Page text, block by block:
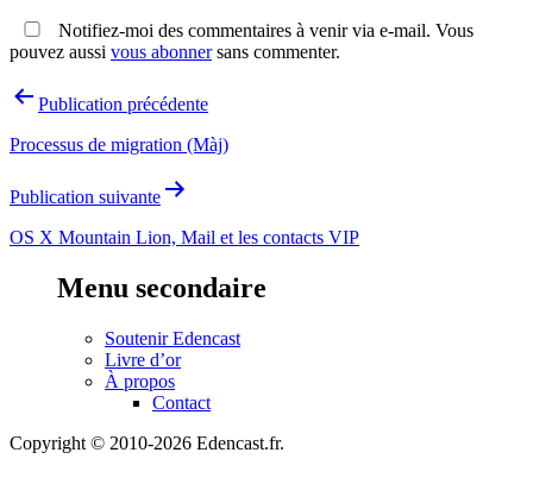
Notifiez-moi des commentaires à venir via e-mail. Vous
pouvez aussi vous abonnersans commenter.
Navigation
l’article
Publication précédente
Processus de migration (Màj)
Publication suivante
OS X Mountain Lion, Mail et les contacts VIP
Menu secondaire
Soutenir Edencast
Livre d’or
À propos
Contact
Copyright © 2010-2026 Edencast.fr.